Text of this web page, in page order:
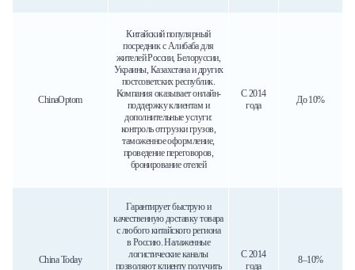
ChinaOptom
Китайский популярный
посредник с Алибаба для
жителей России, Белоруссии,
Украины, Казахстана и других
постсоветских республик.
Компания оказывает онлайн-
поддержку клиентам и
дополнительные услуги:
контроль отгрузки грузов,
таможенное оформление,
проведение переговоров,
бронирование отелей
С 2014
года
До 10%
China Today
Гарантирует быструю и
качественную доставку товара
с любого китайского региона
в Россию. Налаженные
логистические каналы
позволяют клиенту получить
С 2014
года
8–10%